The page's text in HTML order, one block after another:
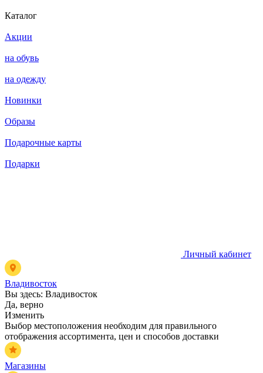
Каталог
Акции
на обувь
на одежду
Новинки
Образы
Подарочные карты
Подарки
Личный кабинет
Владивосток
Вы здесь: Владивосток
Да, верно
Изменить
Выбор местоположения необходим для правильного
отображения ассортимента, цен и способов доставки
Магазины